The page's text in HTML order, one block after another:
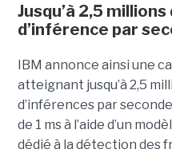
Jusqu’à 2,5
d’inférence par
IBM annonce ainsi une
atteignant jusqu’à 2,5
d’inférences par
de 1 ms à l’aide d’un
dédié à la détection des